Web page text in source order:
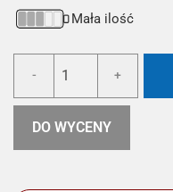
Mała ilość
- +
DO WYCENY